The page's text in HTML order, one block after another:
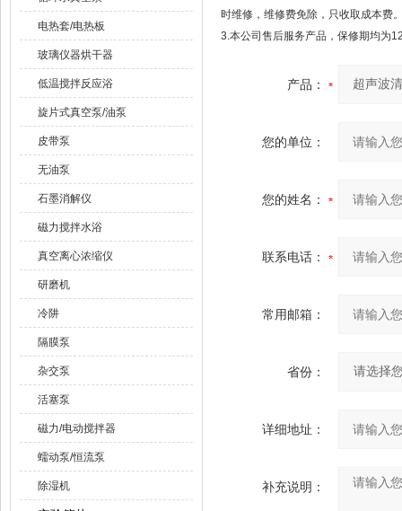
电热套/电热板
玻璃仪器烘干器
低温搅拌反应浴
旋片式真空泵/油泵
皮带泵
无油泵
石墨消解仪
磁力搅拌水浴
真空离心浓缩仪
研磨机
冷阱
隔膜泵
杂交泵
活塞泵
磁力/电动搅拌器
蠕动泵/恒流泵
除湿机
时维修，维修费免除，只收取成本费
3.本公司售后服务产品，保修期均为
产品：
您的单位：
您的姓名：
联系电话：
常用邮箱：
省份：
详细地址：
补充说明：